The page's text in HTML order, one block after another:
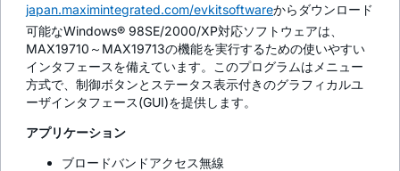
japan.maximintegrated.com/evkitsoftwareからダウンロード
可能なWindows® 98SE/2000/XP対応ソフトウェアは、
MAX19710～MAX19713の機能を実行するための使いやすい
インタフェースを備えています。このプログラムはメニュー
方式で、制御ボタンとステータス表示付きのグラフィカルユ
ーザインタフェース(GUI)を提供します。
アプリケーション
ブロードバンドアクセス無線